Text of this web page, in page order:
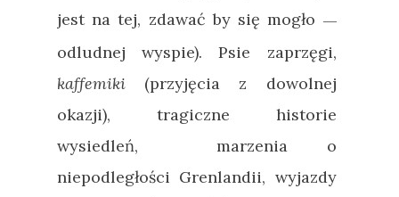
jest na tej, zdawać by się mogło
—
odludnej wyspie). Psie zaprzęgi,
kaffemiki (przyjęcia z dowolnej
okazji), tragiczne historie
wysiedleń, marzenia o
niepodległości Grenlandii, wyjazdy